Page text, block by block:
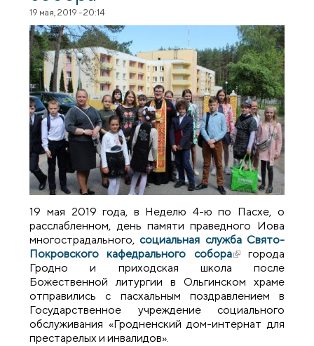
19 мая, 2019 - 20:14
19 мая 2019 года, в Неделю 4-ю по Пасхе, о
расслабленном, день памяти праведного Иова
многострадального,социальная служба Свято-
Покровского кафедрального собора(внешняя
ссылка)
города
Гродно и приходская школа после
Божественной литургии в Ольгинском храме
отправились с пасхальным поздравлением в
Государственное учреждение социального
обслуживания «Гродненский дом-интернат для
престарелых и инвалидов».